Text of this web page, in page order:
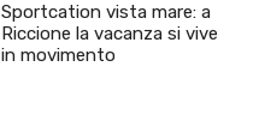
Sportcation vista mare: a
Riccione la vacanza si vive
in movimento